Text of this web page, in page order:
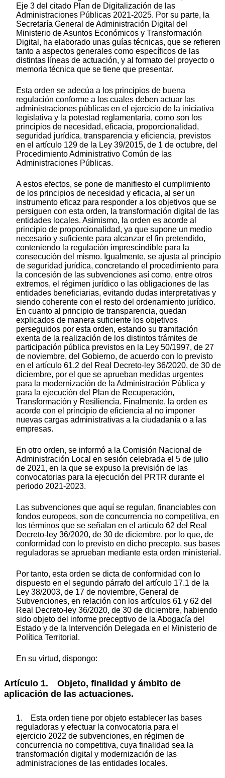
Eje 3 del citado Plan de Digitalización de las
Administraciones Públicas 2021-2025. Por su parte, la
Secretaría General de Administración Digital del
Ministerio de Asuntos Económicos y Transformación
Digital, ha elaborado unas guías técnicas, que se refieren
tanto a aspectos generales como específicos de las
distintas líneas de actuación, y al formato del proyecto o
memoria técnica que se tiene que presentar.
Esta orden se adecúa a los principios de buena
regulación conforme a los cuales deben actuar las
administraciones públicas en el ejercicio de la iniciativa
legislativa y la potestad reglamentaria, como son los
principios de necesidad, eficacia, proporcionalidad,
seguridad jurídica, transparencia y eficiencia, previstos
en el artículo 129 de la Ley 39/2015, de 1 de octubre, del
Procedimiento Administrativo Común de las
Administraciones Públicas.
A estos efectos, se pone de manifiesto el cumplimiento
de los principios de necesidad y eficacia, al ser un
instrumento eficaz para responder a los objetivos que se
persiguen con esta orden, la transformación digital de las
entidades locales. Asimismo, la orden es acorde al
principio de proporcionalidad, ya que supone un medio
necesario y suficiente para alcanzar el fin pretendido,
conteniendo la regulación imprescindible para la
consecución del mismo. Igualmente, se ajusta al principio
de seguridad jurídica, concretando el procedimiento para
la concesión de las subvenciones así como, entre otros
extremos, el régimen jurídico o las obligaciones de las
entidades beneficiarias, evitando dudas interpretativas y
siendo coherente con el resto del ordenamiento jurídico.
En cuanto al principio de transparencia, quedan
explicados de manera suficiente los objetivos
perseguidos por esta orden, estando su tramitación
exenta de la realización de los distintos trámites de
participación pública previstos en la Ley 50/1997, de 27
de noviembre, del Gobierno, de acuerdo con lo previsto
en el artículo 61.2 del Real Decreto-ley 36/2020, de 30 de
diciembre, por el que se aprueban medidas urgentes
para la modernización de la Administración Pública y
para la ejecución del Plan de Recuperación,
Transformación y Resiliencia. Finalmente, la orden es
acorde con el principio de eficiencia al no imponer
nuevas cargas administrativas a la ciudadanía o a las
empresas.
En otro orden, se informó a la Comisión Nacional de
Administración Local en sesión celebrada el 5 de julio
de 2021, en la que se expuso la previsión de las
convocatorias para la ejecución del PRTR durante el
periodo 2021-2023.
Las subvenciones que aquí se regulan, financiables con
fondos europeos, son de concurrencia no competitiva, en
los términos que se señalan en el artículo 62 del Real
Decreto-ley 36/2020, de 30 de diciembre, por lo que, de
conformidad con lo previsto en dicho precepto, sus bases
reguladoras se aprueban mediante esta orden ministerial.
Por tanto, esta orden se dicta de conformidad con lo
dispuesto en el segundo párrafo del artículo 17.1 de la
Ley 38/2003, de 17 de noviembre, General de
Subvenciones, en relación con los artículos 61 y 62 del
Real Decreto-ley 36/2020, de 30 de diciembre, habiendo
sido objeto del informe preceptivo de la Abogacía del
Estado y de la Intervención Delegada en el Ministerio de
Política Territorial.
En su virtud, dispongo:
Artículo 1. Objeto, finalidad y ámbito de
aplicación de las actuaciones.
1. Esta orden tiene por objeto establecer las bases
reguladoras y efectuar la convocatoria para el
ejercicio 2022 de subvenciones, en régimen de
concurrencia no competitiva, cuya finalidad sea la
transformación digital y modernización de las
administraciones de las entidades locales.